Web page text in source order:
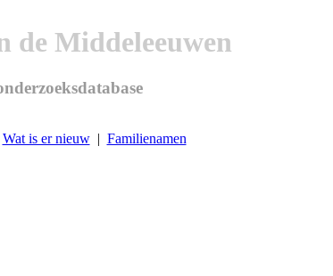
de Middeleeuwen
Wat is er nieuw| Familienamen